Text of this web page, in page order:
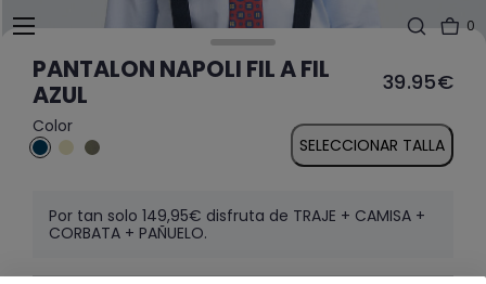
0
PANTALON NAPOLI FIL A FIL
AZUL
39.95€
Color
SELECCIONAR TALLA
Por tan solo 149,95€ disfruta de TRAJE + CAMISA +
CORBATA + PAÑUELO.